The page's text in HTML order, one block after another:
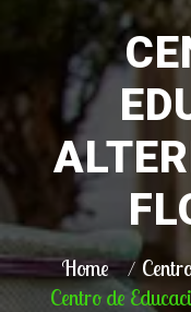
Home
Centro de